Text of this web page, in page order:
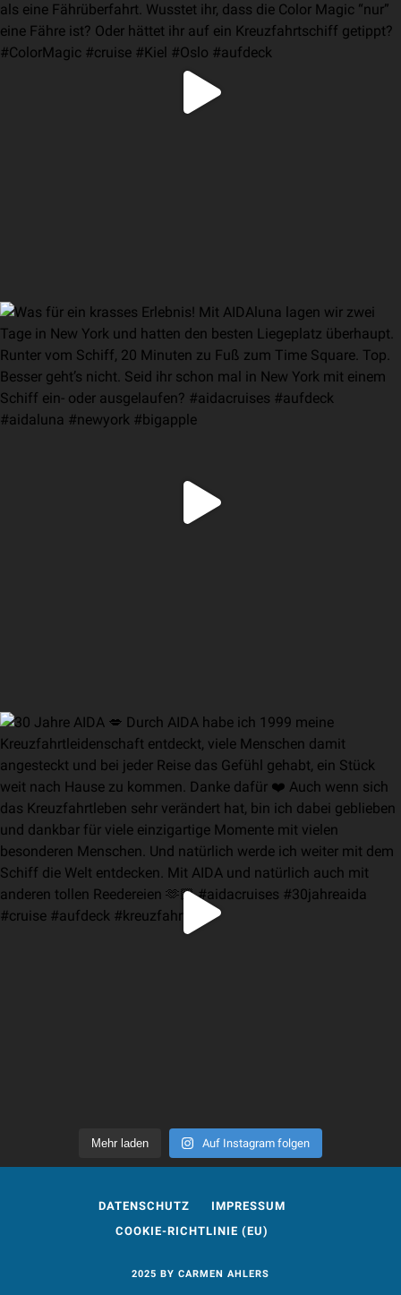
Mehr laden Auf Instagram folgen
DATENSCHUTZ
IMPRESSUM
COOKIE-RICHTLINIE (EU)
2025 BY CARMEN AHLERS